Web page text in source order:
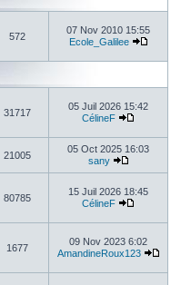
572
07 Nov 2010 15:55
Ecole_Galilee
31717
05 Juil 2026 15:42
CélineF
21005
05 Oct 2025 16:03
sany
80785
15 Juil 2026 18:45
CélineF
1677
09 Nov 2023 6:02
AmandineRoux123